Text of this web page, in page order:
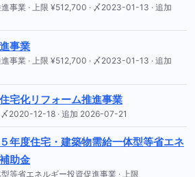
事業 · 上限 ¥512,700 · 〆2023-01-13 · 追加
事業
事業 · 上限 ¥512,700 · 〆2023-01-13 · 追加
宅化リフォーム推進事業
〆2020-12-18 · 追加 2026-07-21
年度住宅・建築物需給一体型等省エネ
助金
等省エネルギー投資促進事業 · 上限